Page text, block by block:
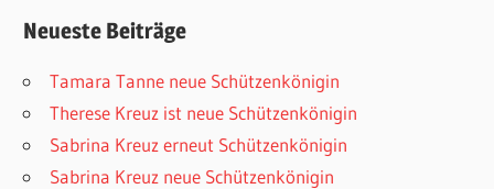
Neueste Beiträge
Tamara Tanne neue Schützenkönigin
Therese Kreuz ist neue Schützenkönigin
Sabrina Kreuz erneut Schützenkönigin
Sabrina Kreuz neue Schützenkönigin